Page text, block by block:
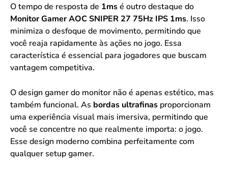
O tempo de resposta de 1msé outro destaque do
Monitor Gamer AOC SNIPER 27 75Hz IPS 1ms. Isso
minimiza o desfoque de movimento, permitindo que
você reaja rapidamente às ações no jogo. Essa
característica é essencial para jogadores que buscam
vantagem competitiva.
O design gamer do monitor não é apenas estético, mas
também funcional. As bordas ultrafinas proporcionam
uma experiência visual mais imersiva, permitindo que
você se concentre no que realmente importa: o jogo.
Esse design moderno combina perfeitamente com
qualquer setup gamer.